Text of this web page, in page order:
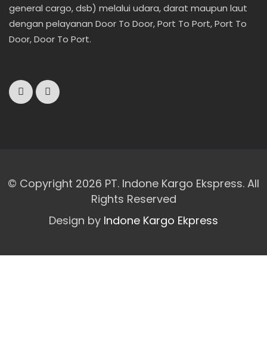
general cargo, dsb) melalui udara, darat maupun laut
dengan pelayanan Door To Door, Port To Port, Port To
Door, Door To Port.
© Copyright 2026 PT. Indone Kargo Ekspress. All
Rights Reserved
Design by Indone Kargo Ekpress